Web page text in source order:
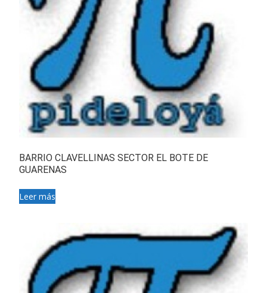
BARRIO CLAVELLINAS SECTOR EL BOTE DE
GUARENAS
Leer más